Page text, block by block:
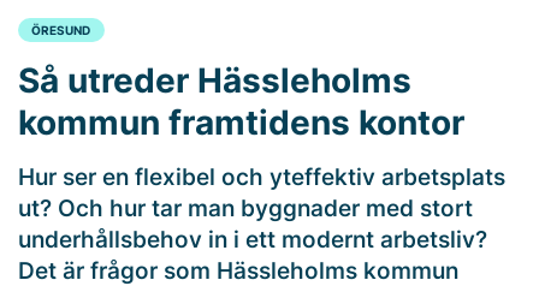
ÖRESUND
Så utreder Hässleholms
kommun framtidens kontor
Hur ser en flexibel och yteffektiv arbetsplats
ut? Och hur tar man byggnader med stort
underhållsbehov in i ett modernt arbetsliv?
Det är frågor som Hässleholms kommun